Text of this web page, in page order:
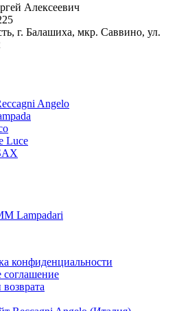
Алексеевич
г. Балашиха, мкр. Саввино, ул.
Angelo
Luce
Lampadari
конфиденциальности
соглашение